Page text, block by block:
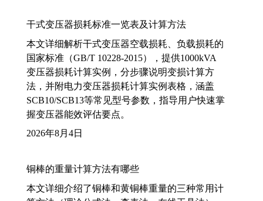
干式变压器损耗标准一览表及计算方法
本文详细解析干式变压器空载损耗、负载损耗的
国家标准（GB/T 10228-2015），提供1000kVA
变压器损耗计算实例，分步骤说明变损计算方
法，并附电力变压器损耗计算实例表格，涵盖
SCB10/SCB13等常见型号参数，指导用户快速掌
握变压器能效评估要点。
2026年8月4日
铜棒的重量计算方法有哪些
本文详细介绍了铜棒和黄铜棒重量的三种常用计